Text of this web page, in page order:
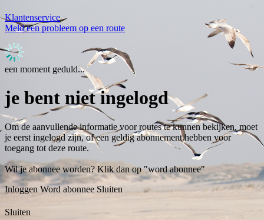
Klantenservice
Meld een probleem op een route
een moment geduld...
je bent niet ingelogd
Om de aanvullende informatie voor routes te kunnen bekijken, moet
je eerst ingelogd zijn, of een geldig abonnement hebben voor
toegang tot deze route.
Wil je abonnee worden? Klik dan op "word abonnee"
Inloggen Word abonnee Sluiten
Sluiten